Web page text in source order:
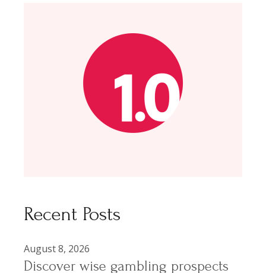
Recent Posts
August 8, 2026
Discover wise gambling prospects